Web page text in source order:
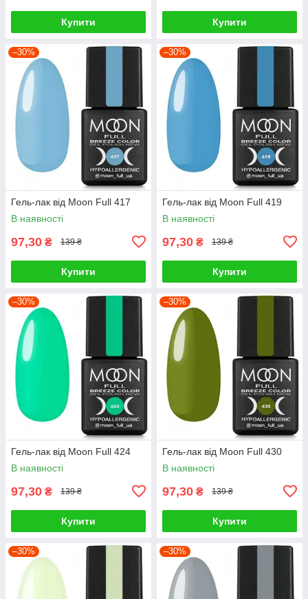
Купити Купити
–30%
Гель-лак від Moon Full 417
В наявності
97,30 ₴ 139 ₴
Купити
–30%
Гель-лак від Moon Full 419
В наявності
97,30 ₴ 139 ₴
Купити
–30%
Гель-лак від Moon Full 424
В наявності
97,30 ₴ 139 ₴
Купити
–30%
Гель-лак від Moon Full 430
В наявності
97,30 ₴ 139 ₴
Купити
–30% –30%